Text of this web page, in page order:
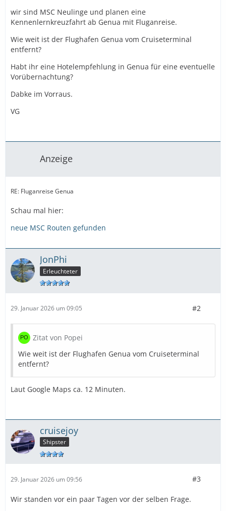
wir sind MSC Neulinge und planen eine
Kennenlernkreuzfahrt ab Genua mit Fluganreise.
Wie weit ist der Flughafen Genua vom Cruiseterminal
entfernt?
Habt ihr eine Hotelempfehlung in Genua für eine eventuelle
Vorübernachtung?
Dabke im Vorraus.
VG
Anzeige
RE: Fluganreise Genua
Schau mal hier:
neue MSC Routen gefunden
JonPhi
Erleuchteter
29. Januar 2026 um 09:05 #2
Zitat von Popei
Wie weit ist der Flughafen Genua vom Cruiseterminal
entfernt?
Laut Google Maps ca. 12 Minuten.
cruisejoy
Shipster
29. Januar 2026 um 09:56 #3
Wir standen vor ein paar Tagen vor der selben Frage.